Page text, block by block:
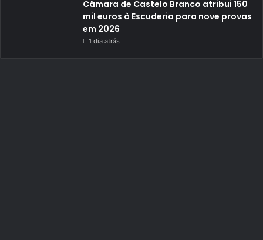
Câmara de Castelo Branco atribui 150
mil euros à Escuderia para nove provas
em 2026
1 dia atrás